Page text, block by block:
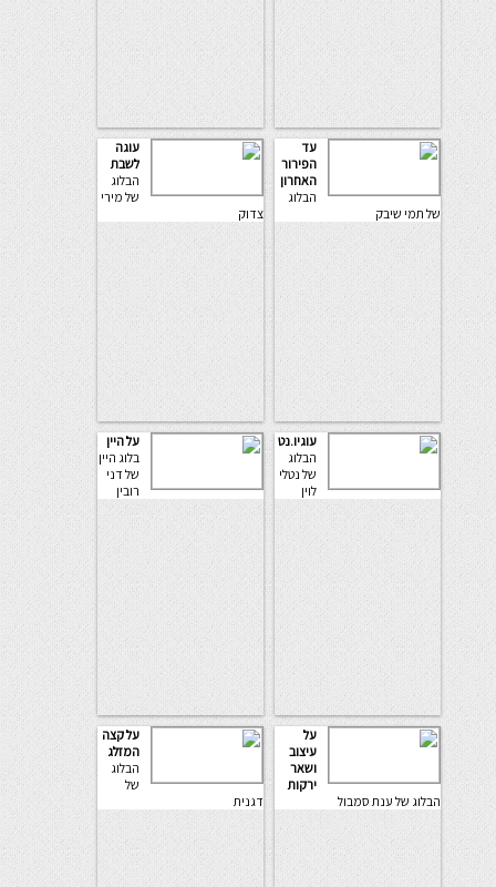
עד
הפירור
האחרון
הבלוג
של תמי שיבק
עוגה
לשבת
הבלוג
של מירי
צדוק
עוגיו.נט
הבלוג
של נטלי
לוין
על היין
בלוג היין
של דני
רובין
על
עיצוב
ושאר
ירקות
הבלוג של ענת סמבול
על קצה
המזלג
הבלוג
של
דגנית